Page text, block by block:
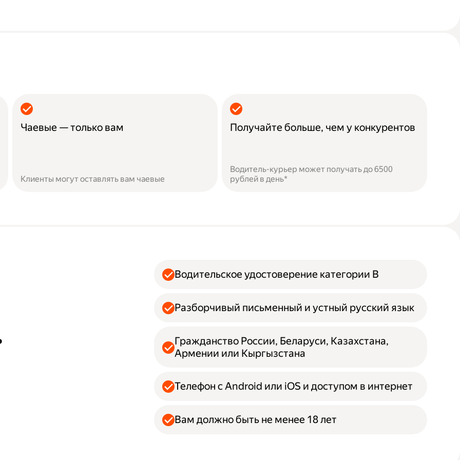
Чаевые — только вам
Клиенты могут оставлять вам чаевые
Получайте больше, чем у конкурентов
Водитель-курьер может получать до 6500
рублей в день*
Водительское удостоверение категории B
Разборчивый письменный и устный русский язык
Гражданство России, Беларуси, Казахстана,
Армении или Кыргызстана
Телефон с Android или iOS и доступом в интернет
Вам должно быть не менее 18 лет